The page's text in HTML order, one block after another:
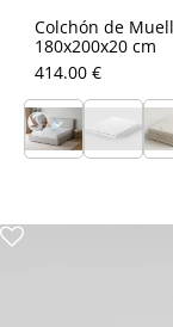
Colchón de
180x200x20 cm
414.00 €